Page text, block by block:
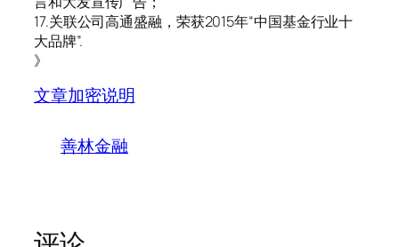
17.关联公司高通盛融，荣获2015年“中国基金行业十
大品牌”.
》
文章加密说明
善林金融